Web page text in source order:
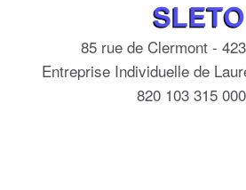
85 rue de Clermont -
Entreprise Individuelle de
820 103 315